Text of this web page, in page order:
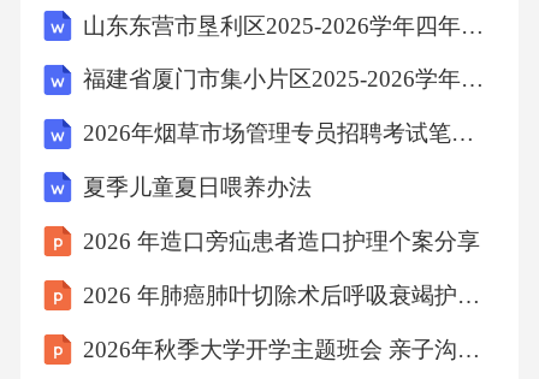
检管道、阀门及连接处，重点排查储气罐区与
加气机周边，发现泄漏立即封闭区域并启动通
材、防静电设施、警示标识等进行检查，确保
灭火器压力正常、接地装置完好，消除易燃物
堆积等潜在风险。04安全管理体系安全规范与
标准行业合规性要求危险源识别与控制操作流
安全技术规范，包括储气罐压力标准、防火防
山东东营市垦利区2025-2026学年四年级下学期期末语文试题（文字版含答案）
福建省厦门市集小片区2025-2026学年四年级上学期期末语文试题（文字版含答案）
2026年烟草市场管理专员招聘考试笔试试题（含答案）
夏季儿童夏日喂养办法
2026 年造口旁疝患者造口护理个案分享
2026 年肺癌肺叶切除术后呼吸衰竭护理个案
2026年秋季大学开学主题班会 亲子沟通的艺术课件